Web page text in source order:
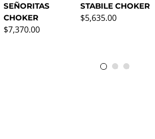
SEÑORITAS
CHOKER
Precio normal
$7,370.00
STABILE CHOKER
Precio normal
$5,635.00